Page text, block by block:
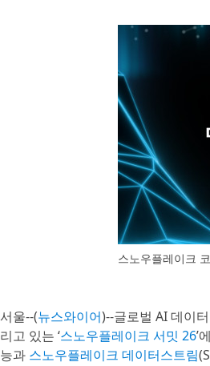
스노우플레이크
서울--(뉴스와이어)--글로벌 AI 데이
리고 있는 ‘스노우플레이크 서밋 26’
능과 스노우플레이크 데이터스트림